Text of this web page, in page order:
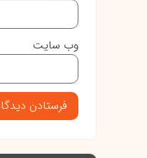
وب‌ سایت